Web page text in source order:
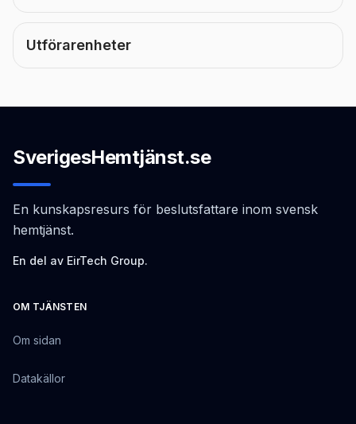
Utförarenheter
SverigesHemtjänst.se
En kunskapsresurs för beslutsfattare inom svensk
hemtjänst.
En del av EirTech Group.
OM TJÄNSTEN
Om sidan
Datakällor